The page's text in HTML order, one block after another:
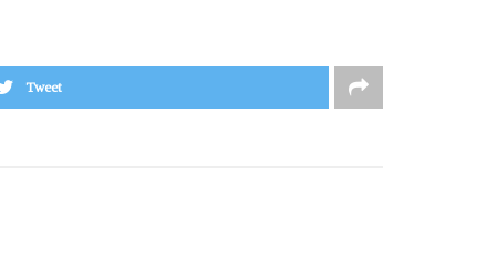
Tweet